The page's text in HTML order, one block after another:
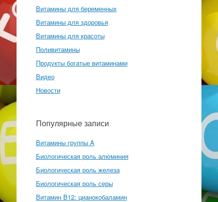
Витамины для беременных
Витамины для здоровья
Витамины для красоты
Поливитамины
Продукты богатые витаминами
Видео
Новости
Популярные записи
Витамины группы A
Биологическая роль алюминия
Биологическая роль железа
Биологическая роль серы
Витамин B12: цианокобаламин